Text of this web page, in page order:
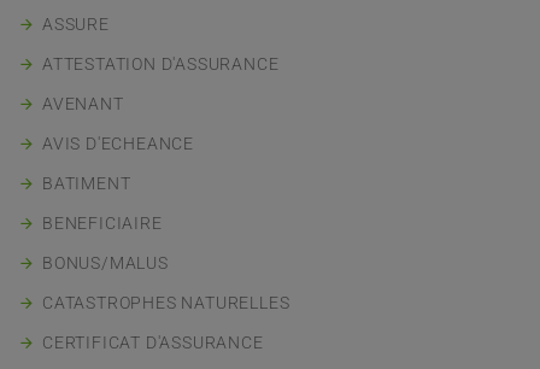
ASSURE
ATTESTATION D'ASSURANCE
AVENANT
AVIS D'ECHEANCE
BATIMENT
BENEFICIAIRE
BONUS/MALUS
CATASTROPHES NATURELLES
CERTIFICAT D'ASSURANCE